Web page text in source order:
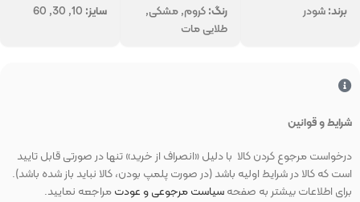
برند:شودر رنگ:کروم, مشکی,
طلایی مات
سایز:
شرایط و قوانین
درخواست مرجوع کردن کالا با دلیل «انصراف از خرید» تنها در صورتی قابل تایید
است که کالا در شرایط اولیه باشد (در صورت پلمپ بودن، کالا نباید باز شده باشد).
برای اطلاعات بیشتر به صفحهسیاست مرجوعی و عودتمراجعه نمایید.